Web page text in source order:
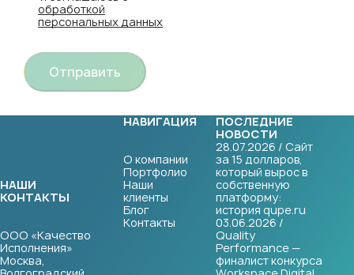
обработкой
персональных данных
Отправить
НАШИ
КОНТАКТЫ
ООО «Качество
Исполнения»
Москва,
НАВИГАЦИЯ
О компании
Портфолио
Наши
клиенты
Блог
Контакты
ПОСЛЕДНИЕ
НОВОСТИ
28.07.2026 / Сайт
за 15 долларов,
который вырос в
собственную
платформу:
история qupe.ru
03.06.2026 /
Quality
Performance —
финалист конкурса